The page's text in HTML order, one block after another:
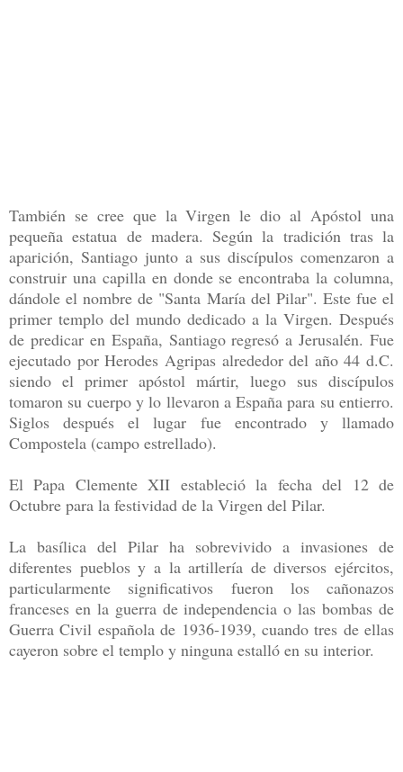
También se cree que la Virgen le dio al Apóstol una
pequeña estatua de madera. Según la tradición tras la
aparición, Santiago junto a sus discípulos comenzaron a
construir una capilla en donde se encontraba la columna,
dándole el nombre de "Santa María del Pilar". Este fue el
primer templo del mundo dedicado a la Virgen. Después
de predicar en España, Santiago regresó a Jerusalén. Fue
ejecutado por Herodes Agripas alrededor del año 44 d.C.
siendo el primer apóstol mártir, luego sus discípulos
tomaron su cuerpo y lo llevaron a España para su entierro.
Siglos después el lugar fue encontrado y llamado
Compostela (campo estrellado).
El Papa Clemente XII estableció la fecha del 12 de
Octubre para la festividad de la Virgen del Pilar.
La basílica del Pilar ha sobrevivido a invasiones de
diferentes pueblos y a la artillería de diversos ejércitos,
particularmente significativos fueron los cañonazos
franceses en la guerra de independencia o las bombas de
Guerra Civil española de 1936-1939, cuando tres de ellas
cayeron sobre el templo y ninguna estalló en su interior.